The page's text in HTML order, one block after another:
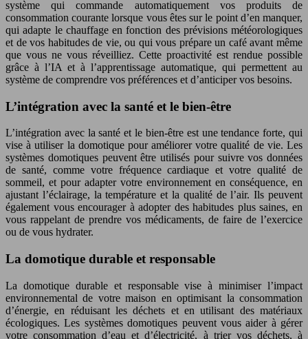
système qui commande automatiquement vos produits de
consommation courante lorsque vous êtes sur le point d’en manquer,
qui adapte le chauffage en fonction des prévisions météorologiques
et de vos habitudes de vie, ou qui vous prépare un café avant même
que vous ne vous réveilliez. Cette proactivité est rendue possible
grâce à l’IA et à l’apprentissage automatique, qui permettent au
système de comprendre vos préférences et d’anticiper vos besoins.
L’intégration avec la santé et le bien-être
L’intégration avec la santé et le bien-être est une tendance forte, qui
vise à utiliser la domotique pour améliorer votre qualité de vie. Les
systèmes domotiques peuvent être utilisés pour suivre vos données
de santé, comme votre fréquence cardiaque et votre qualité de
sommeil, et pour adapter votre environnement en conséquence, en
ajustant l’éclairage, la température et la qualité de l’air. Ils peuvent
également vous encourager à adopter des habitudes plus saines, en
vous rappelant de prendre vos médicaments, de faire de l’exercice
ou de vous hydrater.
La domotique durable et responsable
La domotique durable et responsable vise à minimiser l’impact
environnemental de votre maison en optimisant la consommation
d’énergie, en réduisant les déchets et en utilisant des matériaux
écologiques. Les systèmes domotiques peuvent vous aider à gérer
votre consommation d’eau et d’électricité, à trier vos déchets, à